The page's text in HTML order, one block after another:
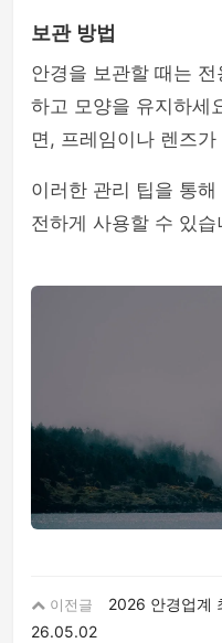
보관 방법
안경을 보관할 때는 전
하고 모양을 유지하세
면, 프레임이나 렌즈
이러한 관리 팁을 통
전하게 사용할 수 있습
이전글
2026 안경업계
26.05.02